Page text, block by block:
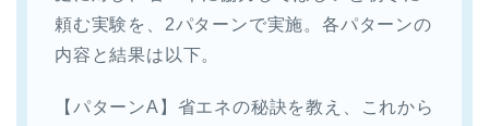
頼む実験を、2パターンで実施。各パターンの
内容と結果は以下。
【パターンA】省エネの秘訣を教え、これから